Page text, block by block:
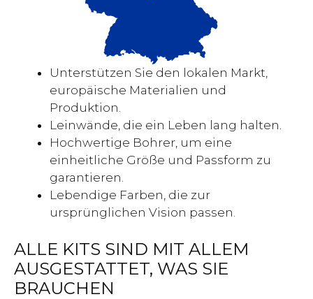
Unterstützen Sie den lokalen Markt,
europäische Materialien und
Produktion.
Leinwände, die ein Leben lang halten.
Hochwertige Bohrer, um eine
einheitliche Größe und Passform zu
garantieren.
Lebendige Farben, die zur
ursprünglichen Vision passen.
ALLE KITS SIND MIT ALLEM
AUSGESTATTET, WAS SIE
BRAUCHEN